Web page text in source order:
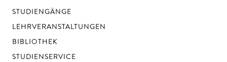
STUDIENGÄNGE
LEHRVERANSTALTUNGEN
BIBLIOTHEK
STUDIENSERVICE